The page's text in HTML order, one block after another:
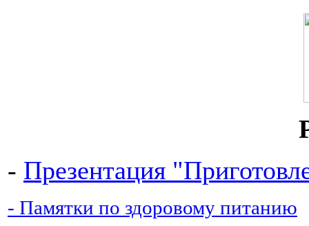
- Презентация
- Памятки по здоровому питанию